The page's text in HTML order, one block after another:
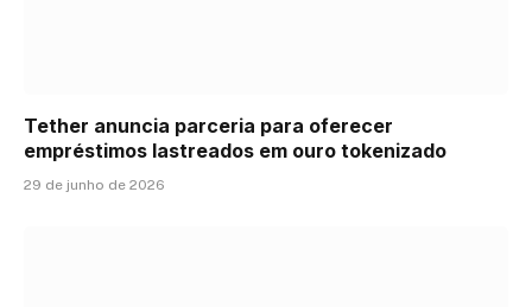
Tether anuncia parceria para oferecer
empréstimos lastreados em ouro tokenizado
29 de junho de 2026